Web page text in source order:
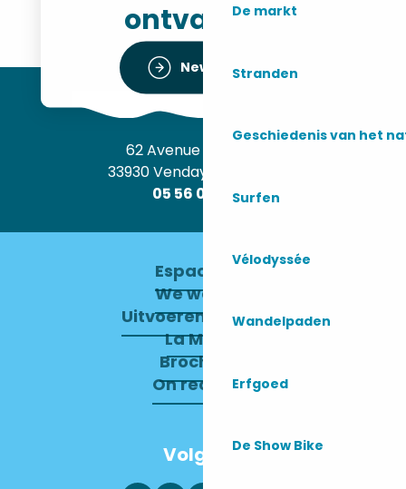
De markt
Stranden
Geschiedenis van het
Surfen
Vélodyssée
Wandelpaden
Erfgoed
De Show Bike
ontvangen
Newsletter
62 Avenue de l’Océan
33930 Vendays-Montalivet
05 56 09 30 12
Espace pro
We werven
Uitvoerend Comité
La Mairie
Brochures
On recrute !
Volg ons